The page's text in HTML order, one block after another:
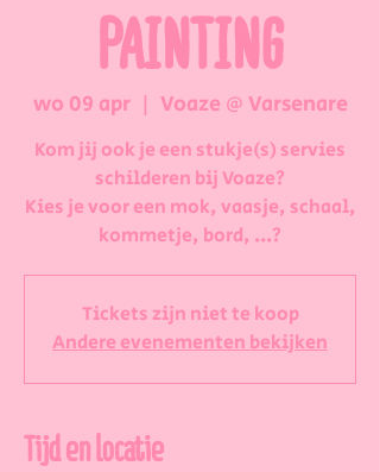
PAINTING
wo 09 apr
  |
Voaze @ Varsenare
Kom jij ook je een stukje(s) servies
schilderen bij Voaze?
Kies je voor een mok, vaasje, schaal,
kommetje, bord, ...?
Tickets zijn niet te koop
Andere evenementen bekijken
Tijd en locatie